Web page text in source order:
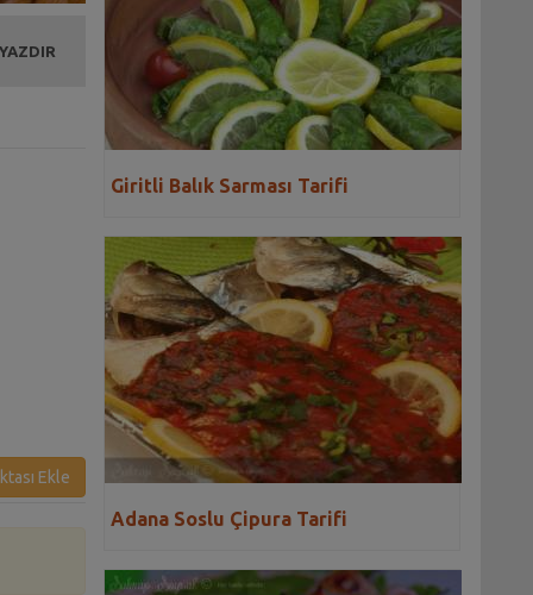
Ekle
Giritli Balık Sarması Tarifi
Adana Soslu Çipura Tarifi